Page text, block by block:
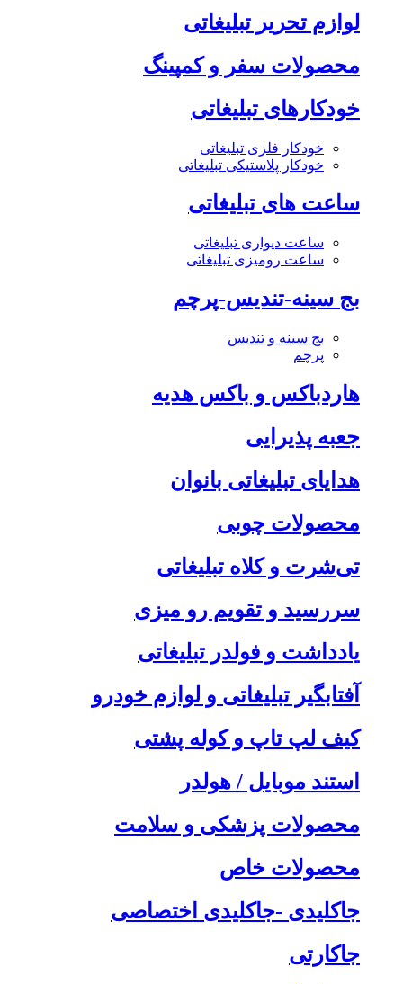
لوازم تحریر تبلیغاتی
محصولات سفر و کمپینگ
خودکارهای تبلیغاتی
خودکار فلزی تبلیغاتی
خودکار پلاستیکی تبلیغاتی
ساعت های تبلیغاتی
ساعت دیواری تبلیغاتی
ساعت رومیزی تبلیغاتی
بج سینه-تندیس-پرچم
بج سینه و تندیس
پرچم
هاردباکس و باکس هدیه
جعبه پذیرایی
هدایای تبلیغاتی بانوان
محصولات چوبی
تی‌شرت و کلاه تبلیغاتی
سررسید و تقویم رو میزی
یادداشت و فولدر تبلیغاتی
آفتابگیر تبلیغاتی و لوازم خودرو
کیف لپ تاپ و کوله پشتی
استند موبایل / هولدر
محصولات پزشکی و سلامت
محصولات خاص
جاکلیدی -جاکلیدی اختصاصی
جاکارتی